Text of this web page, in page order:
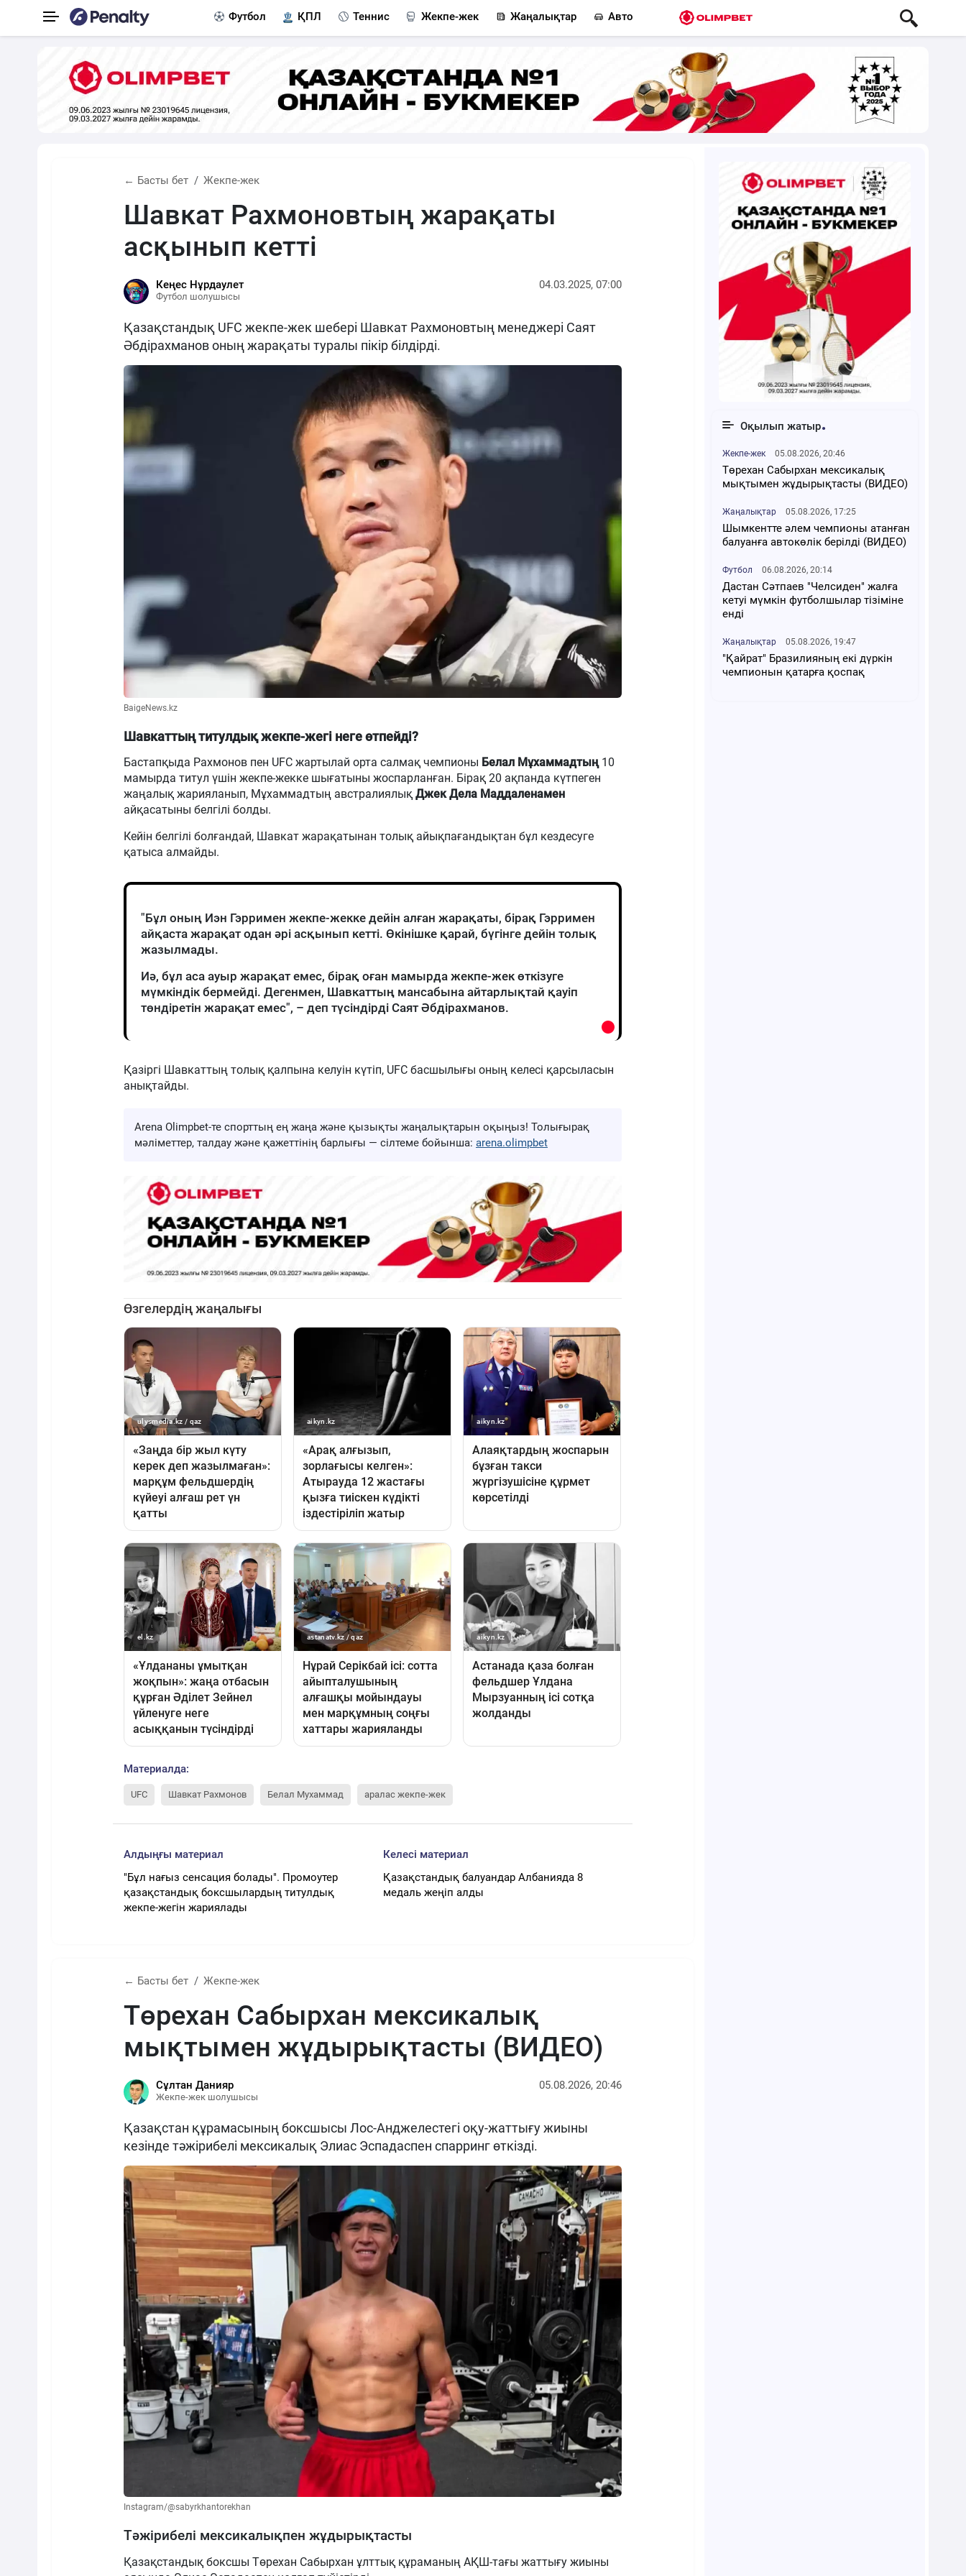
Футбол ҚПЛ Теннис Жекпе-жек Жаңалықтар Авто
← Басты бет Жекпе-жек
Шавкат Рахмоновтың жарақаты
асқынып кетті
Кеңес Нұрдаулет
Футбол шолушысы
04.03.2025, 07:00
Қазақстандық UFC жекпе-жек шебері Шавкат Рахмоновтың менеджері Саят
Әбдірахманов оның жарақаты туралы пікір білдірді.
BaigeNews.kz
Шавкаттың титулдық жекпе-жегі неге өтпейді?
Бастапқыда Рахмонов пен UFC жартылай орта салмақ чемпионы Белал Мұхаммадтың10
мамырда титул үшін жекпе-жекке шығатыны жоспарланған. Бірақ 20 ақпанда күтпеген
жаңалық жарияланып, Мұхаммадтың австралиялық Джек Дела Маддаленамен
айқасатыны белгілі болды.
Кейін белгілі болғандай, Шавкат жарақатынан толық айықпағандықтан бұл кездесуге
қатыса алмайды.
"Бұл оның Иэн Гэрримен жекпе-жекке дейін алған жарақаты, бірақ Гэрримен
айқаста жарақат одан әрі асқынып кетті. Өкінішке қарай, бүгінге дейін толық
жазылмады.
Иә, бұл аса ауыр жарақат емес, бірақ оған мамырда жекпе-жек өткізуге
мүмкіндік бермейді. Дегенмен, Шавкаттың мансабына айтарлықтай қауіп
төндіретін жарақат емес", – деп түсіндірді Саят Әбдірахманов.
Қазіргі Шавкаттың толық қалпына келуін күтіп, UFC басшылығы оның келесі қарсыласын
анықтайды.
Arena Olimpbet-те спорттың ең жаңа және қызықты жаңалықтарын оқыңыз! Толығырақ
мәліметтер, талдау және қажеттінің барлығы — сілтеме бойынша: arena.olimpbet
Материалда:
UFC Шавкат Рахмонов Белал Мухаммад аралас жекпе-жек
Алдыңғы материал
"Бұл нағыз сенсация болады". Промоутер
қазақстандық боксшылардың титулдық
жекпе-жегін жариялады
Келесі материал
Қазақстандық балуандар Албанияда 8
медаль жеңіп алды
← Басты бет Жекпе-жек
Төрехан Сабырхан мексикалық
мықтымен жұдырықтасты (ВИДЕО)
Сұлтан Данияр
Жекпе-жек шолушысы
05.08.2026, 20:46
Қазақстан құрамасының боксшысы Лос-Анджелестегі оқу-жаттығу жиыны
кезінде тәжірибелі мексикалық Элиас Эспадаспен спарринг өткізді.
Instagram/@sabyrkhantorekhan
Тәжірибелі мексикалықпен жұдырықтасты
Қазақстандық боксшы Төрехан Сабырхан ұлттық құраманың АҚШ-тағы жаттығу жиыны
Оқылып жатыр
Жекпе-жек 05.08.2026, 20:46
Төрехан Сабырхан мексикалық
мықтымен жұдырықтасты (ВИДЕО)
Жаңалықтар 05.08.2026, 17:25
Шымкентте әлем чемпионы атанған
балуанға автокөлік берілді (ВИДЕО)
Футбол 06.08.2026, 20:14
Дастан Сәтпаев "Челсиден" жалға
кетуі мүмкін футболшылар тізіміне
енді
Жаңалықтар 05.08.2026, 19:47
"Қайрат" Бразилияның екі дүркін
чемпионын қатарға қоспақ